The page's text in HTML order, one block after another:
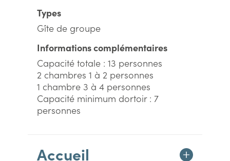
Types
Gîte de groupe
Informations complémentaires
Capacité totale : 13 personnes
2 chambres 1 à 2 personnes
1 chambre 3 à 4 personnes
Capacité minimum dortoir : 7
personnes
Accueil